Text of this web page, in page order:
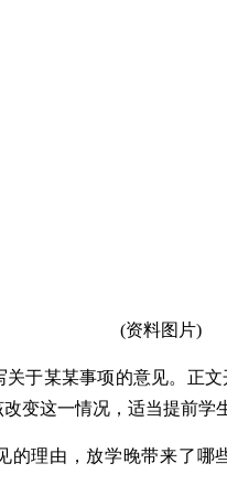
(资料图片)
关于某某事项的意见。正
变这一情况，适当提前学
的理由，放学晚带来了哪